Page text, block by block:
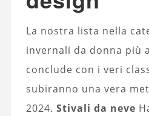
La nostra lista nella
invernali da donna più
conclude con i veri
subiranno una vera
2024. Stivali da neve